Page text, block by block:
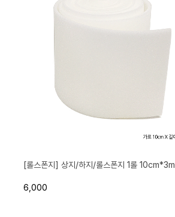
[롤스폰지] 상지/하지/롤스폰지 1롤 10cm*3m
6,000